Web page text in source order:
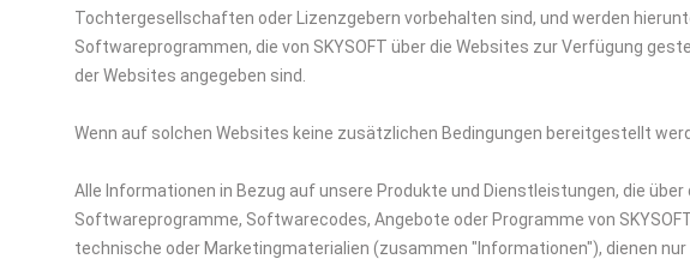
Tochtergesellschaften oder Lizenzgebern vorbehalten sind, und werden
Softwareprogrammen, die von SKYSOFT über die Websites zur Verfügung
der Websites angegeben sind.
Wenn auf solchen Websites keine zusätzlichen Bedingungen bereitgestellt
Alle Informationen in Bezug auf unsere Produkte und Dienstleistungen, die
Softwareprogramme, Softwarecodes, Angebote oder Programme von
technische oder Marketingmaterialien (zusammen "Informationen"), dienen